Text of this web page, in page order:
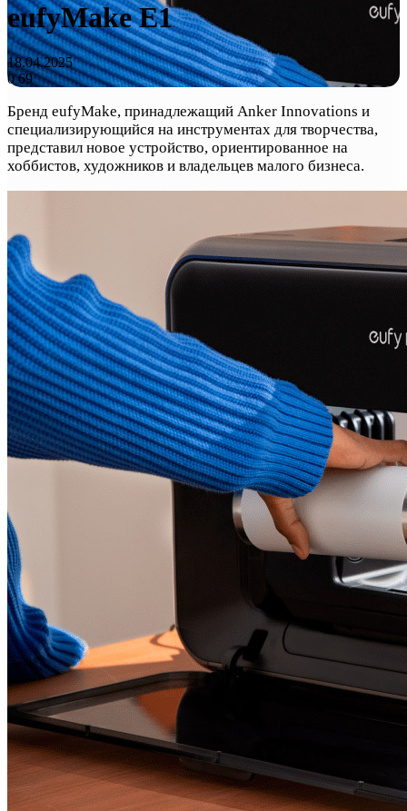
eufyMake E1
18.04.2025
069
Бренд eufyMake, принадлежащий Anker Innovations и
специализирующийся на инструментах для творчества,
представил новое устройство, ориентированное на
хоббистов, художников и владельцев малого бизнеса.